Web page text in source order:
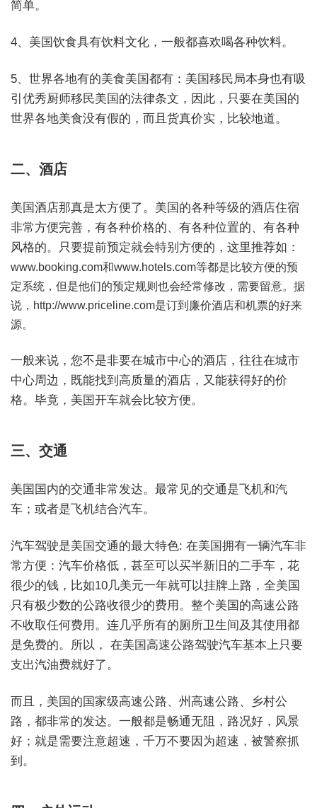
简单。
4、美国饮食具有饮料文化，一般都喜欢喝各种饮料。
5、世界各地有的美食美国都有：美国移民局本身也有吸
引优秀厨师移民美国的法律条文，因此，只要在美国的
世界各地美食没有假的，而且货真价实，比较地道。
二、酒店
美国酒店那真是太方便了。美国的各种等级的酒店住宿
非常方便完善，有各种价格的、有各种位置的、有各种
风格的。只要提前预定就会特别方便的，这里推荐如：
www.booking.com和www.hotels.com等都是比较方便的预
定系统，但是他们的预定规则也会经常修改，需要留意。据
说，http://www.priceline.com是订到廉价酒店和机票的好来
源。
一般来说，您不是非要在城市中心的酒店，往往在城市
中心周边，既能找到高质量的酒店，又能获得好的价
格。毕竟，美国开车就会比较方便。
三、交通
美国国内的交通非常发达。最常见的交通是飞机和汽
车；或者是飞机结合汽车。
汽车驾驶是美国交通的最大特色: 在美国拥有一辆汽车非
常方便：汽车价格低，甚至可以买半新旧的二手车，花
很少的钱，比如10几美元一年就可以挂牌上路，全美国
只有极少数的公路收很少的费用。整个美国的高速公路
不收取任何费用。连几乎所有的厕所卫生间及其使用都
是免费的。所以， 在美国高速公路驾驶汽车基本上只要
支出汽油费就好了。
而且，美国的国家级高速公路、州高速公路、乡村公
路，都非常的发达。一般都是畅通无阻，路况好，风景
好；就是需要注意超速，千万不要因为超速，被警察抓
到。